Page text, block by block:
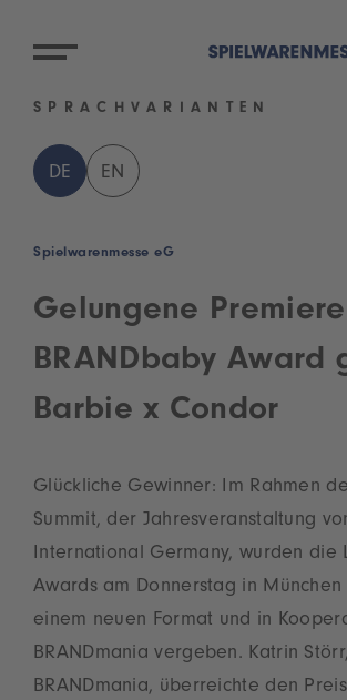
SPRACHVARIANTEN
DE EN
Spielwarenmesse eG
Gelungene
BRANDbaby Award
Barbie x Condor
Glückliche Gewinner: Im Rahmen
Summit, der Jahresveranstaltung
International Germany, wurden die
Awards am Donnerstag in München
einem neuen Format und in
BRANDmania vergeben. Katrin
BRANDmania, überreichte den